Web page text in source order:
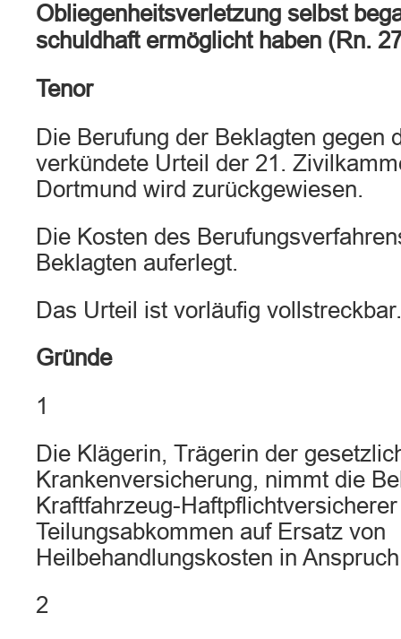
Obliegenheitsverletzung selbst
schuldhaft ermöglicht haben (Rn.
Tenor
Die Berufung der Beklagten gegen
verkündete Urteil der 21.
Dortmund wird zurückgewiesen.
Die Kosten des
Beklagten auferlegt.
Das Urteil ist vorläufig vollstreckbar.
Gründe
1
Die Klägerin, Trägerin der
Krankenversicherung, nimmt die
Kraftfahrzeug-
Teilungsabkommen auf Ersatz von
Heilbehandlungskosten in
2